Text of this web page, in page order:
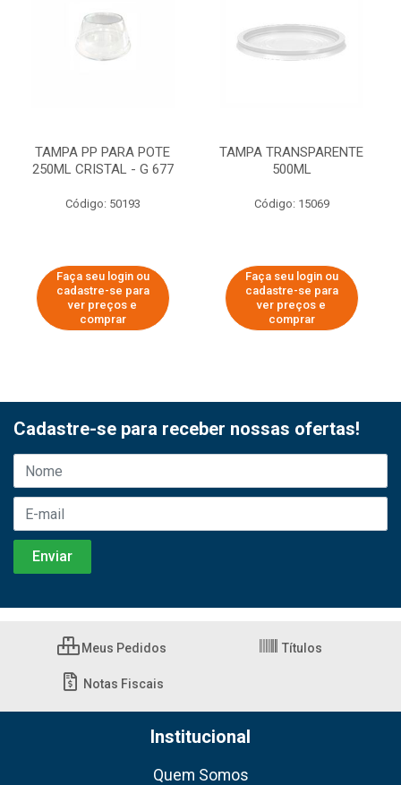
TAMPA PP PARA POTE
250ML CRISTAL - G 677
Código: 50193
Faça seu login ou
cadastre-se para
ver preços e
comprar
TAMPA TRANSPARENTE
500ML
Código: 15069
Faça seu login ou
cadastre-se para
ver preços e
comprar
Cadastre-se para receber nossas ofertas!
Meus Pedidos Títulos
Notas Fiscais
Institucional
Quem Somos